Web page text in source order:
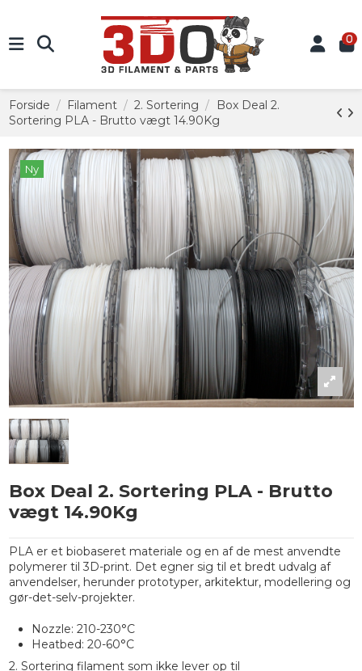
0
Forside Filament 2. Sortering
Box Deal 2.
Sortering PLA - Brutto vægt 14.90Kg
Ny
Box Deal 2. Sortering PLA - Brutto
vægt 14.90Kg
PLA er et biobaseret materiale og en af de mest anvendte
polymerer til 3D-print. Det egner sig til et bredt udvalg af
anvendelser, herunder prototyper, arkitektur, modellering og
gør-det-selv-projekter.
Nozzle: 210-230°C
Heatbed: 20-60°C
2. Sortering filament som ikke lever op til